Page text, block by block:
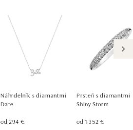
Náhrdelník s diamantmi
Date
od 294 €
Prsteň s diamantmi
Shiny Storm
od 1 352 €